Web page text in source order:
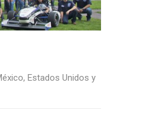
Estados Unidos y